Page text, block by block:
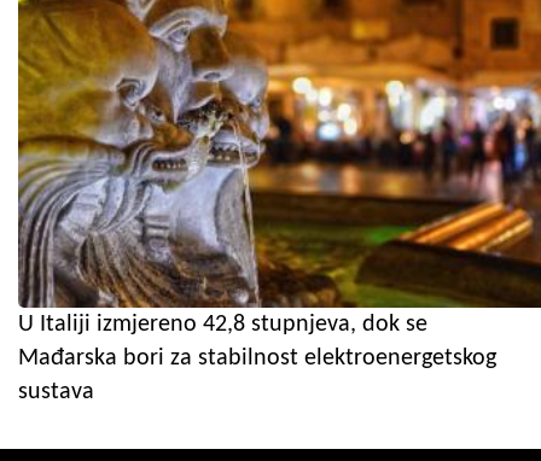
U Italiji izmjereno 42,8 stupnjeva, dok se
Mađarska bori za stabilnost elektroenergetskog
sustava